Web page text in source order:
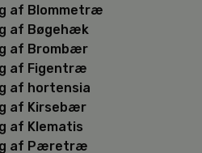
af Blommetræ
af Bøgehæk
af Brombær
af Figentræ
af hortensia
af Kirsebær
af Klematis
af Pæretræ